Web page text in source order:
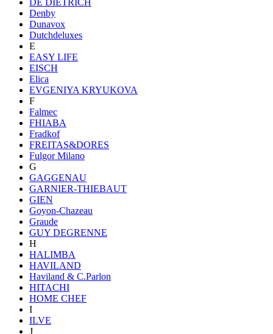
Denby
Dunavox
Dutchdeluxes
E
EASY LIFE
EISCH
Elica
EVGENIYA KRYUKOVA
F
Falmec
FHIABA
Fradkof
FREITAS&DORES
Fulgor Milano
G
GAGGENAU
GARNIER-THIEBAUT
GIEN
Goyon-Chazeau
Graude
GUY DEGRENNE
H
HALIMBA
HAVILAND
Haviland & C.Parlon
HITACHI
HOME CHEF
I
ILVE
J